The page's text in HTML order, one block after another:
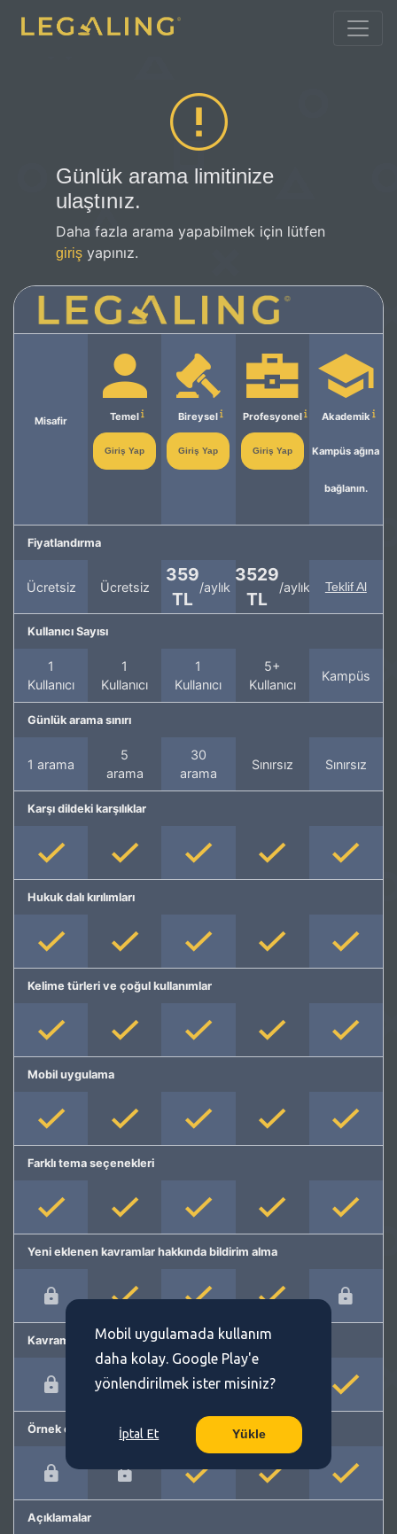
Günlük arama limitinize
ulaştınız.
Daha fazla arama yapabilmek için lütfen
giriş yapınız.
Misafir Temel
Giriş Yap
Bireysel
Giriş Yap
Profesyonel
Giriş Yap
Akademik
Kampüs ağına
bağlanın.
Fiyatlandırma
Ücretsiz Ücretsiz
359
TL
/aylık
3529
TL
/aylık Teklif Al
Kullanıcı Sayısı
1
Kullanıcı
1
Kullanıcı
1
Kullanıcı
5+
Kullanıcı
Kampüs
Günlük arama sınırı
1 arama
5
arama
30
arama
Sınırsız Sınırsız
Karşı dildeki karşılıklar
Hukuk dalı kırılımları
Kelime türleri ve çoğul kullanımlar
Mobil uygulama
Farklı tema seçenekleri
Yeni eklenen kavramlar hakkında bildirim alma
Kavram önerme
Örnek cümleler
Açıklamalar
Mobil uygulamada kullanım
daha kolay. Google Play'e
yönlendirilmek ister misiniz?
İptal Et Yükle